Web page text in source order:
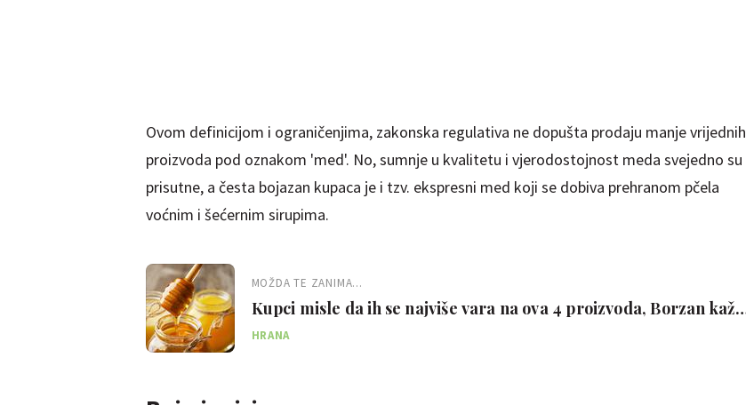
Ovom definicijom i ograničenjima, zakonska regulativa ne dopušta prodaju manje vrijednih
proizvoda pod oznakom 'med'. No, sumnje u kvalitetu i vjerodostojnost meda svejedno su
prisutne, a česta bojazan kupaca je i tzv. ekspresni med koji se dobiva prehranom pčela
voćnim i šećernim sirupima.
MOŽDA TE ZANIMA...
Kupci misle da ih se najviše vara na ova 4 proizvoda, Borzan kaže
da su u pravu
HRANA